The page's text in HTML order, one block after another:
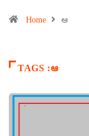
Home ఆ
TAGS :ఆ